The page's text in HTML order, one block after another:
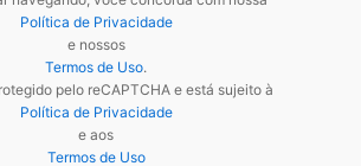
Política de Privacidade
e nossos
Termos de Uso.
pelo reCAPTCHA e está sujeito à
Política de Privacidade
e aos
Termos de Uso